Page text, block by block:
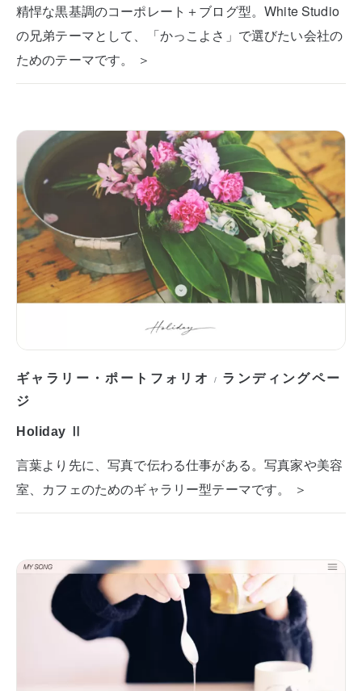
精悍な黒基調のコーポレート＋ブログ型。White Studio
の兄弟テーマとして、「かっこよさ」で選びたい会社の
ためのテーマです。 ＞
ギャラリー・ポートフォリオ / ランディングペー
ジ
Holiday Ⅱ
言葉より先に、写真で伝わる仕事がある。写真家や美容
室、カフェのためのギャラリー型テーマです。 ＞